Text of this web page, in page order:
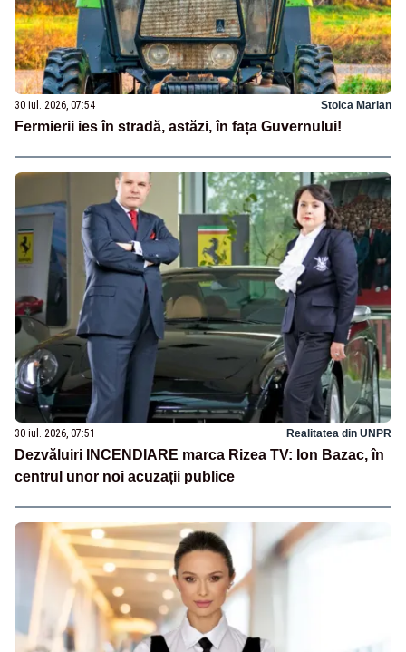
30 iul. 2026, 07:54 Stoica Marian
Fermierii ies în stradă, astăzi, în fața Guvernului!
30 iul. 2026, 07:51 Realitatea din UNPR
Dezvăluiri INCENDIARE marca Rizea TV: Ion Bazac, în
centrul unor noi acuzații publice